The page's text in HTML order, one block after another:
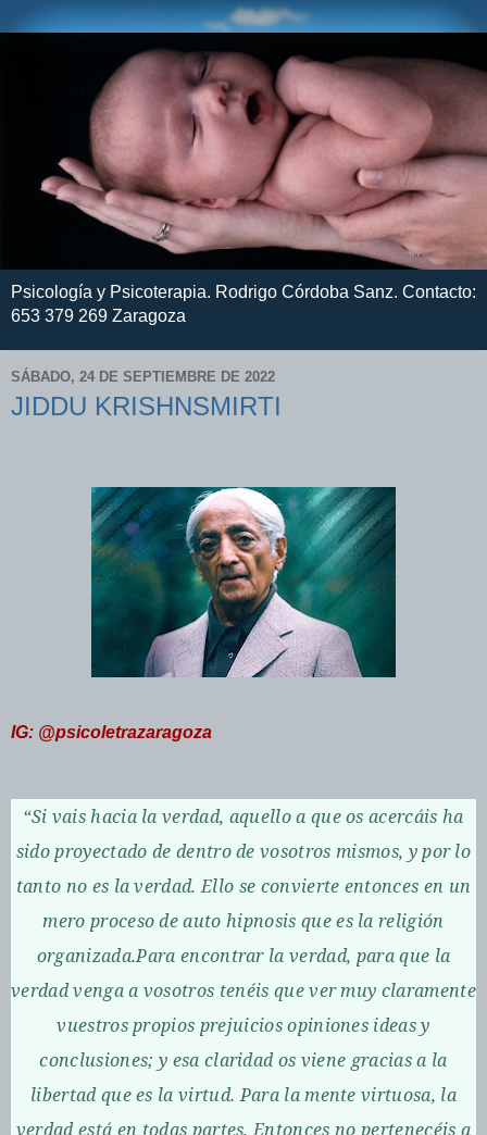
Psicología y Psicoterapia. Rodrigo Córdoba Sanz. Contacto:
653 379 269 Zaragoza
SÁBADO, 24 DE SEPTIEMBRE DE 2022
JIDDU KRISHNSMIRTI
IG: @psicoletrazaragoza
“Si vais hacia la verdad, aquello a que os acercáis ha
sido proyectado de dentro de vosotros mismos, y por lo
tanto no es la verdad. Ello se convierte entonces en un
mero proceso de auto hipnosis que es la religión
organizada.Para encontrar la verdad, para que la
verdad venga a vosotros tenéis que ver muy claramente
vuestros propios prejuicios opiniones ideas y
conclusiones; y esa claridad os viene gracias a la
libertad que es la virtud. Para la mente virtuosa, la
verdad está en todas partes. Entonces no pertenecéis a